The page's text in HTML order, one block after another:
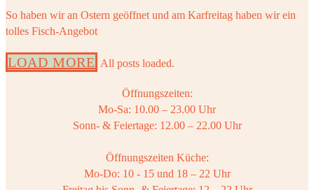
So haben wir an Ostern geöffnet und am Karfreitag haben wir ein
tolles Fisch-Angebot
LOAD MORE All posts loaded.
Öffnungszeiten:
Mo-Sa: 10.00 – 23.00 Uhr
Sonn- & Feiertage: 12.00 – 22.00 Uhr
Öffnungszeiten Küche:
Mo-Do: 10 - 15 und 18 – 22 Uhr